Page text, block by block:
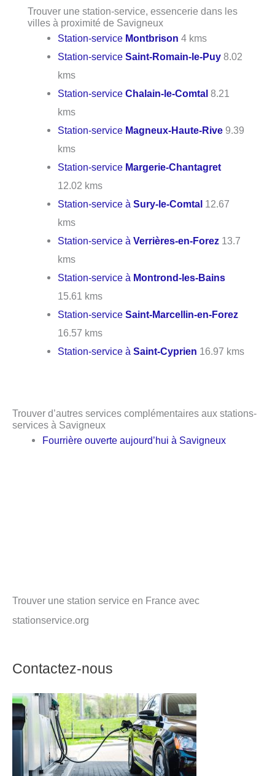
Trouver une station-service, essencerie dans les
villes à proximité de Savigneux
Station-service Montbrison 4 kms
Station-serviceSaint-Romain-le-Puy 8.02
kms
Station-serviceChalain-le-Comtal 8.21
kms
Station-service Magneux-Haute-Rive 9.39
kms
Station-service Margerie-Chantagret
12.02 kms
Station-service àSury-le-Comtal 12.67
kms
Station-service àVerrières-en-Forez 13.7
kms
Station-service à Montrond-les-Bains
15.61 kms
Station-serviceSaint-Marcellin-en-Forez
16.57 kms
Station-service àSaint-Cyprien 16.97 kms
Trouver d’autres services complémentaires aux stations-
services à Savigneux
Fourrière ouverte aujourd’hui à Savigneux
Trouver une station service en France avec
stationservice.org
Contactez-nous